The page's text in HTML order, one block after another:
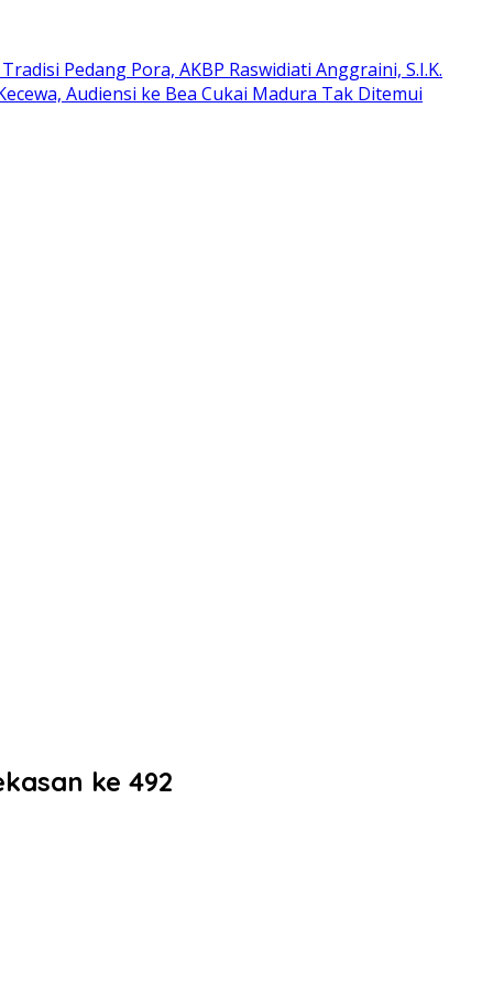
Pedang Pora, AKBP Raswidiati Anggraini, S.I.K.
Audiensi ke Bea Cukai Madura Tak Ditemui
ke 492